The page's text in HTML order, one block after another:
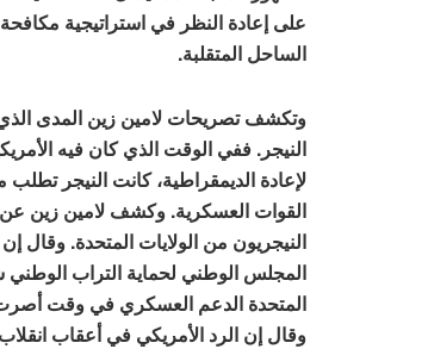
على إعادة النظر في استراتيجية
الساحل المتقلبة.
وتكشف تصريحات لامين زين المدى الذي
النيجر. ففي الوقت الذي كان فيه
لإعادة الديمقراطية، كانت النيجر
القوات العسكرية. وكشف لامين زين
النيجريون من الولايات المتحدة. وقال
المجلس الوطني لحماية التراب الوطني
المتحدة الدعم العسكري في وقت أصرت
وقال إن الرد الأمريكي في أعقاب